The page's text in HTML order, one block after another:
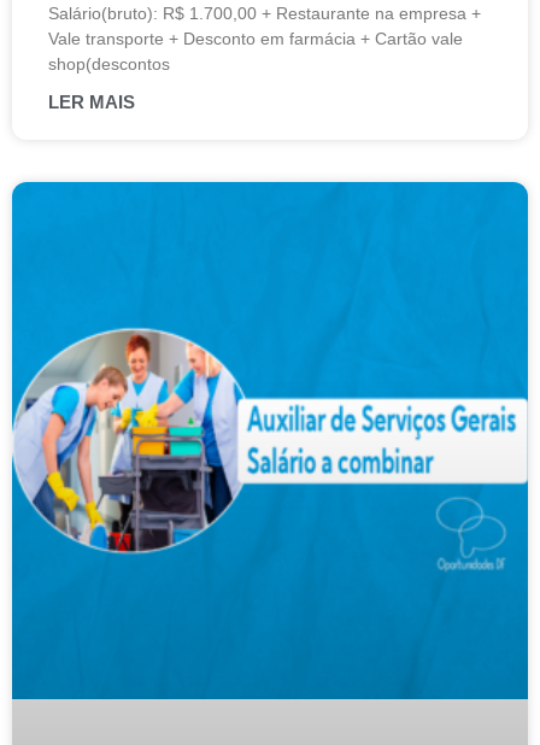
Salário(bruto): R$ 1.700,00 + Restaurante na empresa +
Vale transporte + Desconto em farmácia + Cartão vale
shop(descontos
LER MAIS